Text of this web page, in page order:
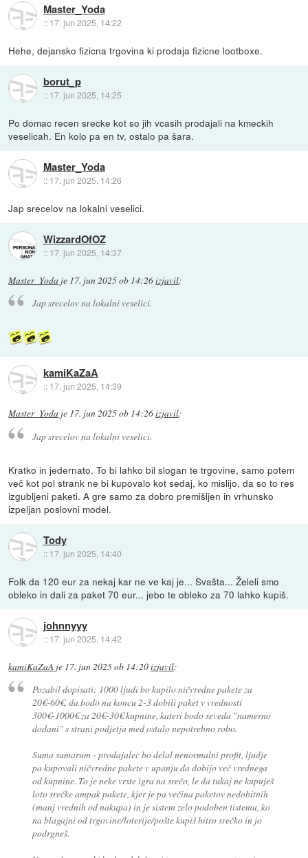
Master_Yoda
:: 17. jun 2025, 14:22
Hehe, dejansko fizicna trgovina ki prodaja fizicne lootboxe.
borut_p
:: 17. jun 2025, 14:25
Po domac recen srecke kot so jih vcasih prodajali na kmeckih
veselicah. En kolo pa en tv, ostalo pa šara.
Master_Yoda
:: 17. jun 2025, 14:26
Jap srecelov na lokalni veselici.
WizzardOfOZ
:: 17. jun 2025, 14:37
Master_Yoda je 17. jun 2025 ob 14:26izjavil:
Jap srecelov na lokalni veselici.
kamiKaZaA
:: 17. jun 2025, 14:39
Master_Yoda je 17. jun 2025 ob 14:26izjavil:
Jap srecelov na lokalni veselici.
Kratko in jedernato. To bi lahko bil slogan te trgovine, samo potem
več kot pol strank ne bi kupovalo kot sedaj, ko mislijo, da so to res
izgubljeni paketi. A gre samo za dobro premišljen in vrhunsko
izpeljan poslovni model.
Tody
:: 17. jun 2025, 14:40
Folk da 120 eur za nekaj kar ne ve kaj je... Svašta... Želeli smo
obleko in dali za paket 70 eur... jebo te obleko za 70 lahko kupiš.
johnnyyy
:: 17. jun 2025, 14:42
kamiKaZaA je 17. jun 2025 ob 14:20izjavil:
Pozabil dopisati: 1000 ljudi bo kupilo ničvredne pakete za
20€-60€, da bodo na koncu 2-3 dobili paket v vrednosti
300€-1000€ za 20€-30€ kupnine, kateri bodo seveda "namerno
dodani" s strani podjetja med ostalo nepotrebno robo.
Suma sumarum - prodajalec bo delal nenormalni profit, ljudje
pa kupovali ničvredne pakete v upanju da dobijo več vrednega
od kupnine. To je neke vrste igra na srečo, le da tukaj ne kupuješ
loto srečke ampak pakete, kjer je pa večina paketov nedobitnih
(manj vrednih od nakupa) in je sistem zelo podoben tistemu, ko
na blagajni od trgovine/loterije/pošte kupiš hitro srečko in jo
podrgneš.